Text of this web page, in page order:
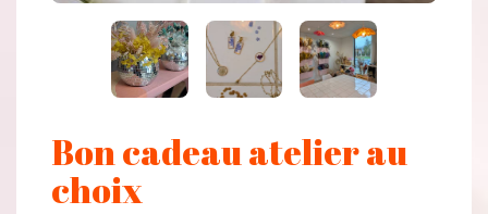
Bon cadeau atelier au
choix